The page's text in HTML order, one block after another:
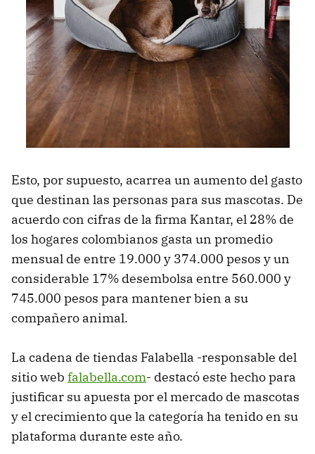
Esto, por supuesto, acarrea un aumento del gasto
que destinan las personas para sus mascotas. De
acuerdo con cifras de la firma Kantar, el 28% de
los hogares colombianos gasta un promedio
mensual de entre 19.000 y 374.000 pesos y un
considerable 17% desembolsa entre 560.000 y
745.000 pesos para mantener bien a su
compañero animal.
La cadena de tiendas Falabella -responsable del
sitio web falabella.com- destacó este hecho para
justificar su apuesta por el mercado de mascotas
y el crecimiento que la categoría ha tenido en su
plataforma durante este año.